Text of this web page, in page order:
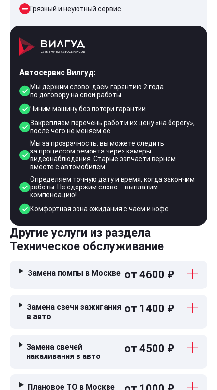
Грязный и неуютный сервис
Автосервис Вилгуд:
Мы держим слово: даем гарантию 2 года
по договору на свои работы
Чиним машину без потери гарантии
Закрепляем перечень работ и их цену «на берегу»,
после чего не меняем ее
Мы за прозрачность: вы можете следить
за процессом ремонта через камеры
видеонаблюдения. Старые запчасти вернем
вместе с автомобилем.
Определяем точную дату и время, когда закончим
работы. Не сдержим слово – выплатим
компенсацию!
Комфортная зона ожидания с чаем и кофе
Другие услуги из раздела
Техническое обслуживание
Замена помпы в Москве от 4600 ₽
Замена свечи зажигания
в авто
от 1400 ₽
Замена свечей
накаливания в авто
от 4500 ₽
Плановое ТО в Москве